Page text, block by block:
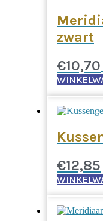
zwart
€10,70
€12,85